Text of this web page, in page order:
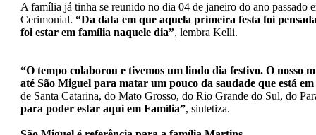
A família já tinha se reunido no dia 04 de janeiro do ano
Cerimonial. “Da data em que aquela primeira festa foi
foi estar em família naquele dia”, lembra Kelli.
“O tempo colaborou e tivemos um lindo dia festivo. O nosso
até São Miguel para matar um pouco da saudade que está
de Santa Catarina, do Mato Grosso, do Rio Grande do Sul, do
para poder estar aqui em Família”, sintetiza.